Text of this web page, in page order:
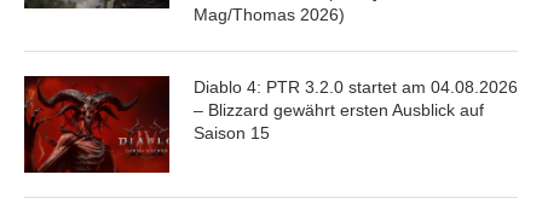
Mag/Thomas 2026)
Diablo 4: PTR 3.2.0 startet am 04.08.2026
– Blizzard gewährt ersten Ausblick auf
Saison 15